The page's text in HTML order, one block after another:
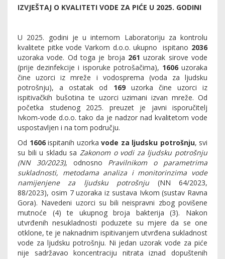
IZVJEŠTAJ O KVALITETI VODE ZA PIĆE U 2025. GODINI
U 2025. godini je u internom Laboratoriju za kontrolu
kvalitete pitke vode Varkom d.o.o. ukupno
ispitano 2036
uzoraka vode. Od toga je broja 261 uzorak sirove vode
(prije dezinfekcije i isporuke potrošačima), 1606uzoraka
čine uzorci iz mreže i vodosprema (voda za ljudsku
potrošnju), a ostatak od 169 uzorka čine uzorci iz
ispitivačkih bušotina te uzorci uzimani izvan mreže. Od
početka studenog 2025. preuzet je javni isporučitelj
Ivkom-vode d.o.o. tako da je nadzor nad kvalitetom vode
uspostavljen i na tom području.
Od 1606ispitanih uzorka vode za ljudsku potrošnju, svi
su bili u skladu sa Zakonom o vodi za ljudsku potrošnju
(NN 30/2023), odnosno Pravilnikom o parametrima
sukladnosti, metodama analiza i monitorinzima vode
namijenjene za ljudsku potrošnju (NN 64/2023,
88/2023), osim 7 uzoraka iz sustava Ivkom (sustav Ravna
Gora). Navedeni uzorci su bili neispravni zbog povišene
mutnoće (4) te ukupnog broja bakterija (3). Nakon
utvrđenih nesukladnosti poduzete su mjere da se one
otklone, te je naknadnim ispitivanjem utvrđena sukladnost
vode za ljudsku potrošnju. Ni jedan uzorak vode za piće
nije sadržavao koncentraciju nitrata iznad dopuštenih